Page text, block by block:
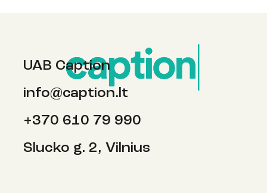
naujasis Haris Poteris
UAB Caption
info@caption.lt
+370 610 79 990
Slucko g. 2, Vilnius